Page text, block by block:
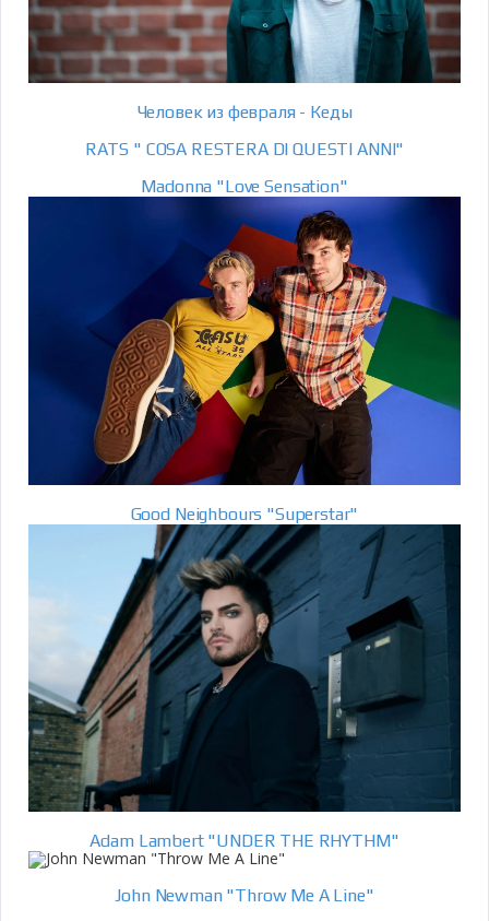
Человек из февраля - Кеды
RATS " COSA RESTERA DI QUESTI ANNI"
Madonna "Love Sensation"
Good Neighbours "Superstar"
Adam Lambert "UNDER THE RHYTHM"
John Newman "Throw Me A Line"